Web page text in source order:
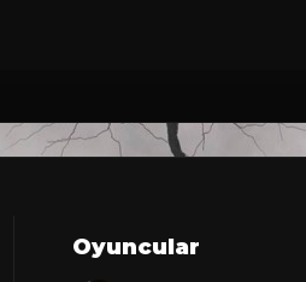
Oyuncular